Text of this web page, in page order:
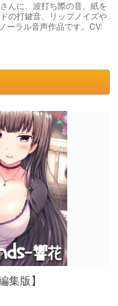
んに、波打ち際の音、紙を
の打鍵音、リップノイズや
ーラル音声作品です。CV:
集版】